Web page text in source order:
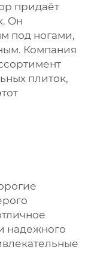
придаёт
Он
под ногами,
Компания
плиток,
надежного